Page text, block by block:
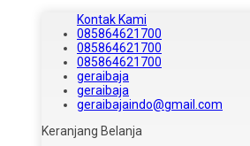
Kontak Kami
085864621700
085864621700
085864621700
geraibaja
geraibaja
geraibajaindo@gmail.com
Keranjang Belanja